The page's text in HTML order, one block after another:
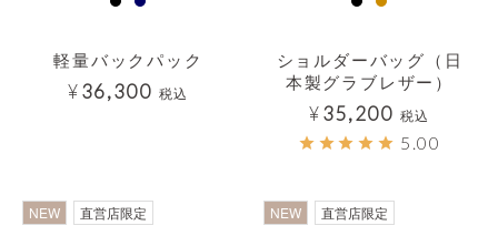
軽量バックパック
¥36,300 税込
ショルダーバッグ（日
本製グラブレザー）
¥35,200 税込
5.00
NEW 直営店限定 NEW 直営店限定